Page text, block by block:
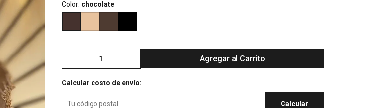
Color: chocolate
Agregar al Carrito
Calcular costo de envío:
Calcular